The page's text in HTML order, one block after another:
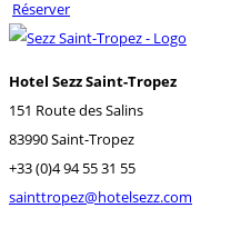
Réserver
Hotel Sezz Saint-Tropez
151 Route des Salins
83990 Saint-Tropez
+33 (0)4 94 55 31 55
sainttropez@hotelsezz.com